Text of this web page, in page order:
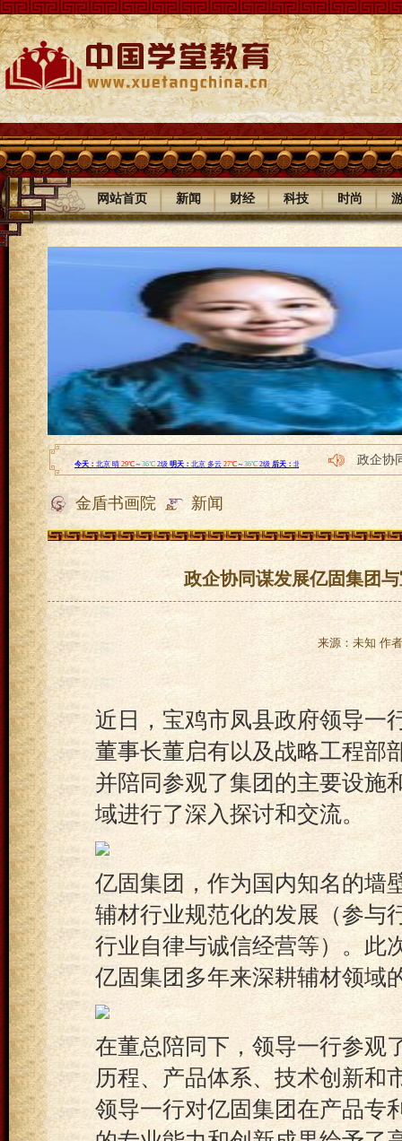
网站首页 | 新闻 | 财经 | 科技 | 时尚 |
政企协
亿固集
金盾书画院 新闻
政企协同谋发展亿固集团
来源：未知 作
近日，宝鸡市凤县政府领导一
董事长董启有以及战略工程部
并陪同参观了集团的主要设施
域进行了深入探讨和交流。
亿固集团，作为国内知名的墙
辅材行业规范化的发展（参与
行业自律与诚信经营等）。此
亿固集团多年来深耕辅材领域
在董总陪同下，领导一行参观
历程、产品体系、技术创新和
领导一行对亿固集团在产品专